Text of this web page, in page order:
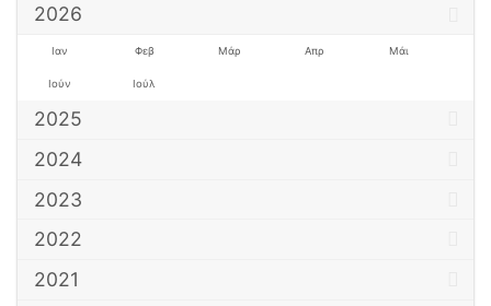
2026
Ιαν Φεβ Μάρ Απρ Μάι
Ιούν Ιούλ
2025
2024
2023
2022
2021